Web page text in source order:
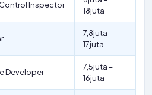
Inspector
18juta
7,8juta –
17juta
Developer
7,5juta –
16juta